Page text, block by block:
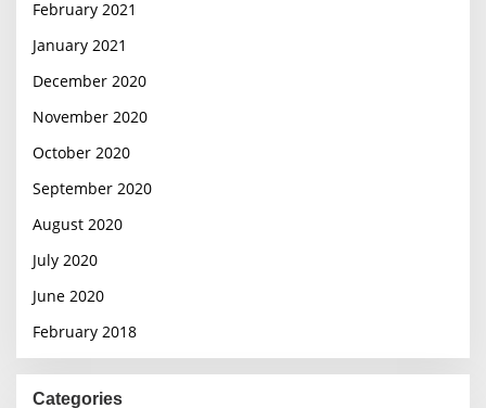
February 2021
January 2021
December 2020
November 2020
October 2020
September 2020
August 2020
July 2020
June 2020
February 2018
Categories